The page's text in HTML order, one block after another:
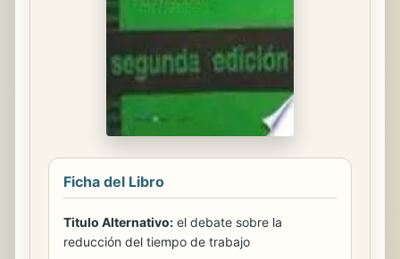
Ficha del Libro
Titulo Alternativo: el debate sobre la
reducción del tiempo de trabajo